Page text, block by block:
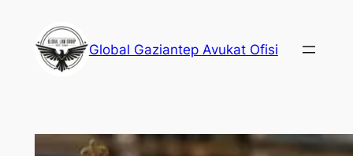
Global Gaziantep Avukat Ofisi